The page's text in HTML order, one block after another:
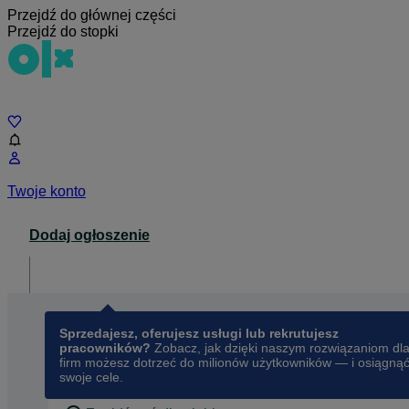
Przejdź do głównej części
Przejdź do stopki
Twoje konto
Dodaj ogłoszenie
Sprzedajesz, oferujesz usługi lub rekrutujesz
pracowników? Zobacz, jak dzięki naszym rozwiązaniom dla
firm możesz dotrzeć do milionów użytkowników — i osiągnąć
swoje cele.